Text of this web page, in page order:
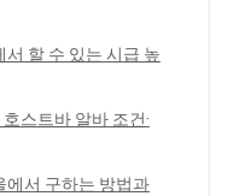
할 수 있는 시급 높
스트바 알바 조건·
에서 구하는 방법과